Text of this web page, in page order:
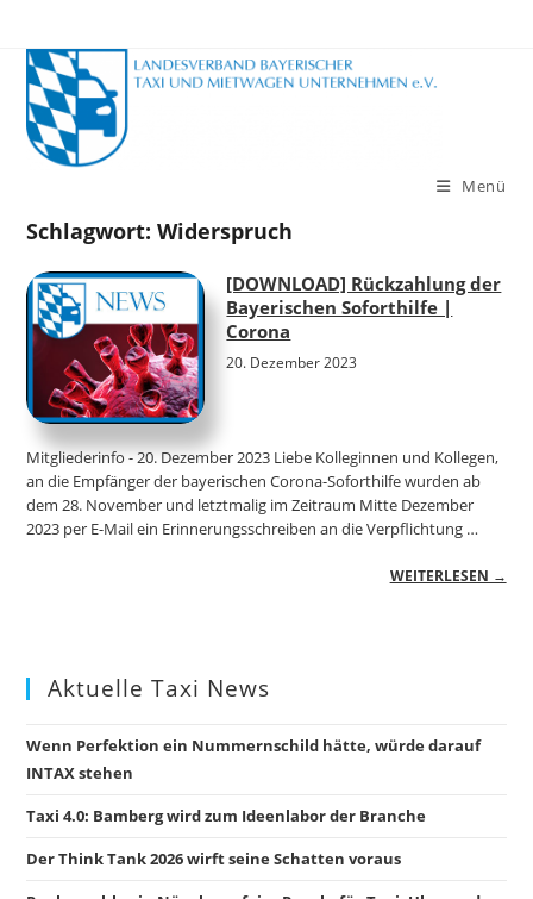
Inhalt
springen
Menü
Schlagwort:Widerspruch
[DOWNLOAD] Rückzahlung der
Bayerischen Soforthilfe |
Corona
20. Dezember 2023
Mitgliederinfo - 20. Dezember 2023 Liebe Kolleginnen und Kollegen,
an die Empfänger der bayerischen Corona-Soforthilfe wurden ab
dem 28. November und letztmalig im Zeitraum Mitte Dezember
2023 per E-Mail ein Erinnerungsschreiben an die Verpflichtung …
WEITERLESEN →
Aktuelle Taxi News
Wenn Perfektion ein Nummernschild hätte, würde darauf
INTAX stehen
Taxi 4.0: Bamberg wird zum Ideenlabor der Branche
Der Think Tank 2026 wirft seine Schatten voraus